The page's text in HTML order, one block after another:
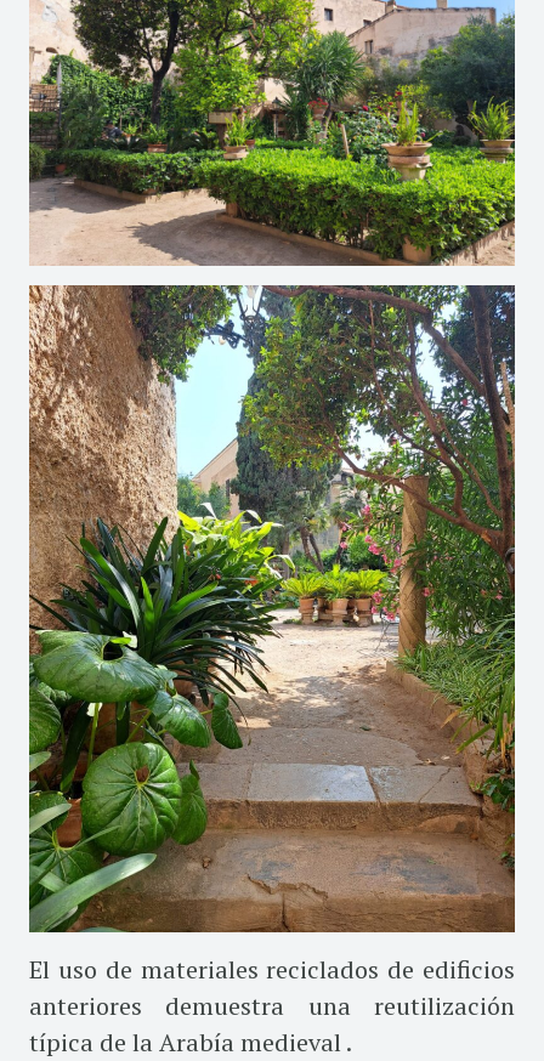
El uso de materiales reciclados de edificios
anteriores demuestra una reutilización
típica de la Arabía medieval .